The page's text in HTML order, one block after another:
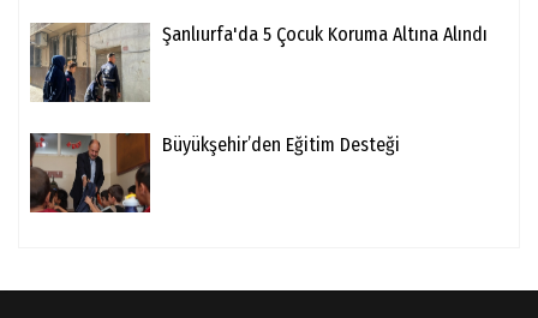
Şanlıurfa'da 5 Çocuk Koruma Altına Alındı
Büyükşehir’den Eğitim Desteği